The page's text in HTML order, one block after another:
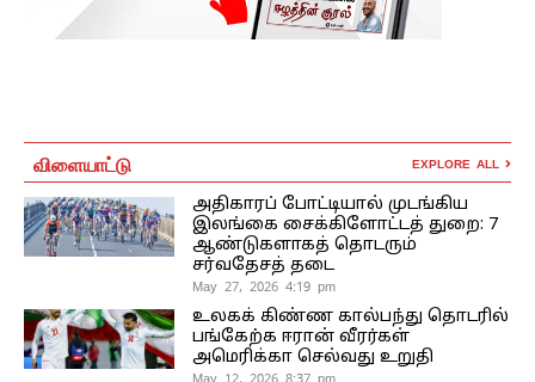
விளையாட்டு EXPLORE ALL
அதிகாரப் போட்டியால் முடங்கிய
இலங்கை சைக்கிளோட்டத் துறை: 7
ஆண்டுகளாகத் தொடரும்
சர்வதேசத் தடை
May 27, 2026 4:19 pm
உலகக் கிண்ண கால்பந்து தொடரில்
பங்கேற்க ஈரான் வீரர்கள்
அமெரிக்கா செல்வது உறுதி
May 12, 2026 8:37 pm